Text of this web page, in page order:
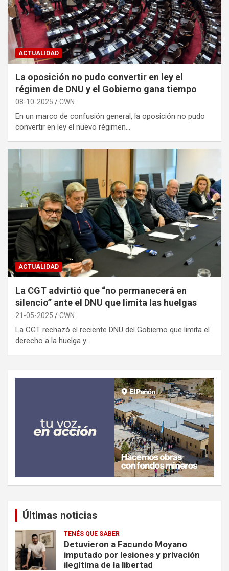
ACTUALIDAD
La oposición no pudo convertir en ley el
régimen de DNU y el Gobierno gana tiempo
08-10-2025 CWN
En un marco de confusión general, la oposición no pudo
convertir en ley el nuevo régimen…
ACTUALIDAD
La CGT advirtió que “no permanecerá en
silencio” ante el DNU que limita las huelgas
21-05-2025 CWN
La CGT rechazó el reciente DNU del Gobierno que limita el
derecho a la huelga y…
Últimas noticias
TENÉS QUE SABER
Detuvieron a Facundo Moyano
imputado por lesiones y privación
ilegítima de la libertad